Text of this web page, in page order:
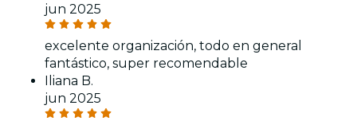
jun 2025
excelente organización, todo en general
fantástico, super recomendable
Iliana B.
jun 2025